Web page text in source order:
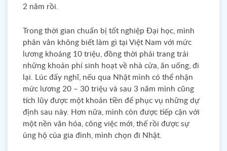
2 năm rồi.
Trong thời gian chuẩn bị tốt nghiệp Đại học, mình
phân vân không biết làm gì tại Việt Nam với mức
lương khoảng 10 triệu, đồng thời phải trang trải
những khoản phí sinh hoạt về nhà cửa, ăn uống, đi
lại. Lúc đấy nghĩ, nếu qua Nhật mình có thể nhận
mức lương 20 – 30 triệu và sau 3 năm mình cũng
tích lũy được một khoản tiền để phục vụ những dự
định sau này. Hơn nữa, mình còn được tiếp cận với
một nền văn hóa, công việc mới, thế rồi được sự
ủng hộ của gia đình, mình chọn đi Nhật.